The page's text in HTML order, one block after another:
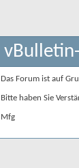
Das Forum ist auf
Bitte haben Sie
Mfg